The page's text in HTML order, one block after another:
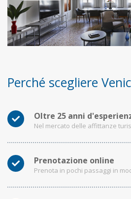
Perché scegliere
Oltre 25 anni
Nel mercato delle affittanze
Prenotazione online
Prenota in pochi passaggi in